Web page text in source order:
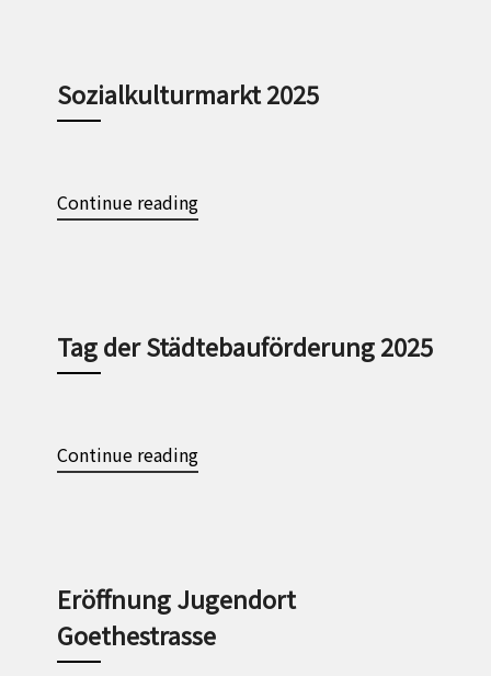
Sozialkulturmarkt 2025
Continue reading
Tag der Städtebauförderung 2025
Continue reading
Eröffnung Jugendort
Goethestrasse